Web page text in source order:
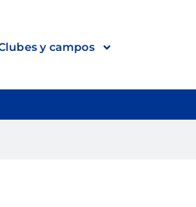
y campos